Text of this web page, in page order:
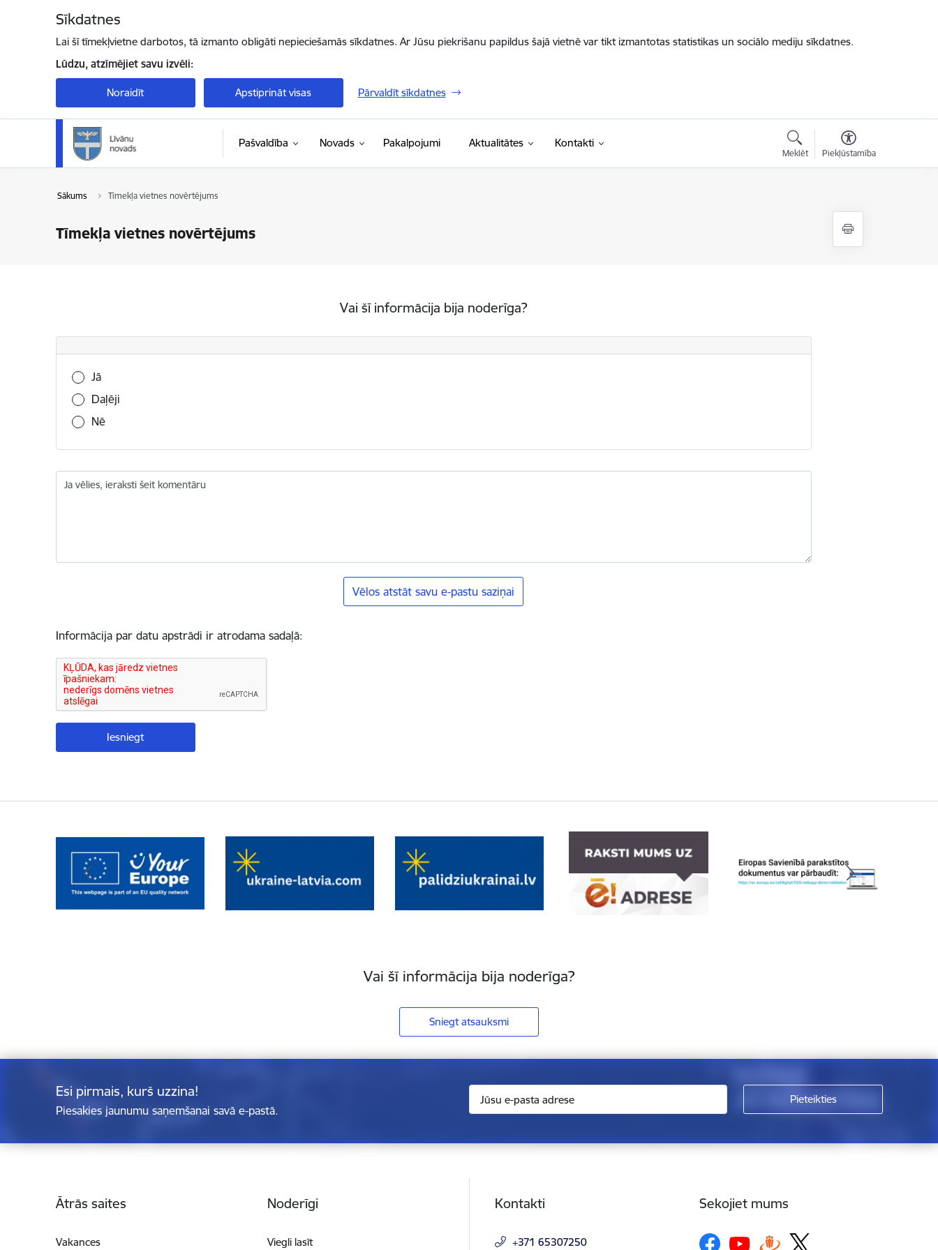
Sīkdatnes
Lai šī tīmekļvietne darbotos, tā izmanto obligāti nepieciešamās sīkdatnes. Ar Jūsu piekrišanu papildus šajā vietnē var tikt izmantotas statistikas un sociālo mediju sīkdatnes.
Lūdzu, atzīmējiet savu izvēli:
Noraidīt Apstiprināt visas Pārvaldīt sīkdatnes
Pašvaldība Novads Pakalpojumi Aktualitātes Kontakti
Meklēt Piekļūstamība
Sākums Tīmekļa vietnes novērtējums
Tīmekļa vietnes novērtējums
Vai šī informācija bija noderīga?
Vai šī informācija bija noderīga?
Jā
Daļēji
Nē
Ja vēlies, ieraksti šeit komentāru
Vēlos atstāt savu e-pastu saziņai
Informācija par datu apstrādi ir atrodama sadaļā:
Vai šī informācija bija noderīga?
Sniegt atsauksmi
Esi pirmais, kurš uzzina!
Piesakies jaunumu saņemšanai savā e-pastā.
Ātrās saites
Vakances
Noderīgi
Viegli lasīt
Kontakti
+371 65307250
Sekojiet mums